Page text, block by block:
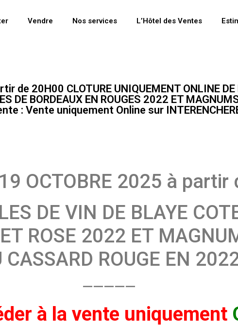
Vendre Nos services L’Hôtel des Ventes
de 20H00 CLOTURE UNIQUEMENT ONLINE DE
DE BORDEAUX EN ROUGES 2022 ET
: Vente uniquement Online sur
OCTOBRE 2025 à partir
DE VIN DE BLAYE
ROSE 2022 ET
CASSARD ROUGE EN
—————
à la vente uniquement